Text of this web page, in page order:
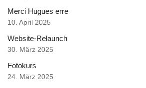
Merci Hugues erre
10. April 2025
Website-Relaunch
30. März 2025
Fotokurs
24. März 2025